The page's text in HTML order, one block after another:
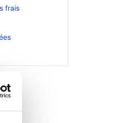
frais